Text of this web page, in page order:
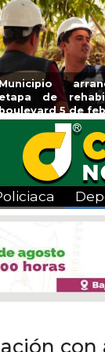
Invita
a Temporada
Viva”